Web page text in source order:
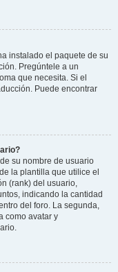
instalado el paquete de su
Pregúntele a un
que necesita. Si el
Puede encontrar
su nombre de usuario
la plantilla que utilice el
(rank) del usuario,
indicando la cantidad
del foro. La segunda,
como avatar y